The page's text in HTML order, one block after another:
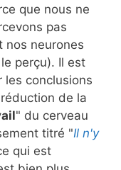
que nous ne
pas
nos neurones
perçu). Il est
les conclusions
de la
" du cerveau
titré "Il n'y
qui est